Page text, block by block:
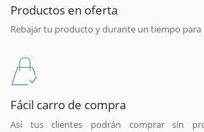
Productos en oferta
Rebajar tu producto y durante un tiempo
Fácil carro de compra
Así tus clientes podrán comprar sin